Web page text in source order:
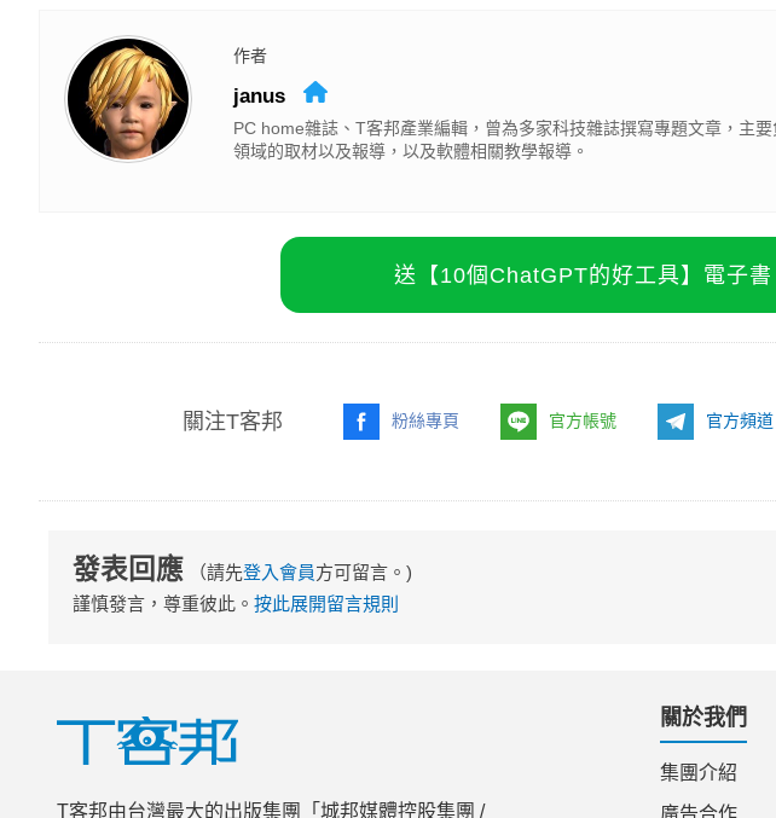
作者
janus
PC home雜誌、T客邦產業編輯，曾為多家科技雜誌撰寫專題文章，主
領域的取材以及報導，以及軟體相關教學報導。
送【10個ChatGPT的好工具】電子書
關注T客邦 粉絲專頁 官方帳號 官方頻道
發表回應 （請先登入會員方可留言。)
謹慎發言，尊重彼此。 按此展開留言規則
T客邦由台灣最大的出版集團「城邦媒體控股集團 /
關於我們
集團介紹
廣告合作